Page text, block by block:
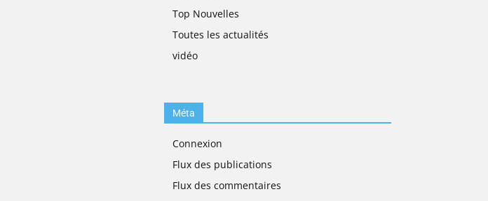
Top Nouvelles
Toutes les actualités
vidéo
Méta
Connexion
Flux des publications
Flux des commentaires